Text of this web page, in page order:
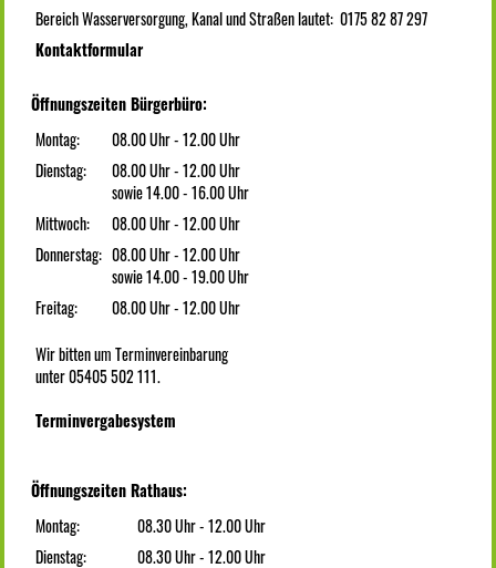
Bereich Wasserversorgung, Kanal und Straßen lautet: 0175 82 87 297
Kontaktformular
Öffnungszeiten Bürgerbüro:
Montag:
08.00 Uhr - 12.00 Uhr
Dienstag:
08.00 Uhr - 12.00 Uhr
sowie 14.00 - 16.00 Uhr
Mittwoch:
08.00 Uhr - 12.00 Uhr
Donnerstag: 08.00 Uhr - 12.00 Uhr
sowie 14.00 - 19.00 Uhr
Freitag:
08.00 Uhr - 12.00 Uhr
Wir bitten um Terminvereinbarung
unter 05405 502 111.
Terminvergabesystem
Öffnungszeiten Rathaus:
Montag:
08.30 Uhr - 12.00 Uhr
Dienstag:
08.30 Uhr - 12.00 Uhr